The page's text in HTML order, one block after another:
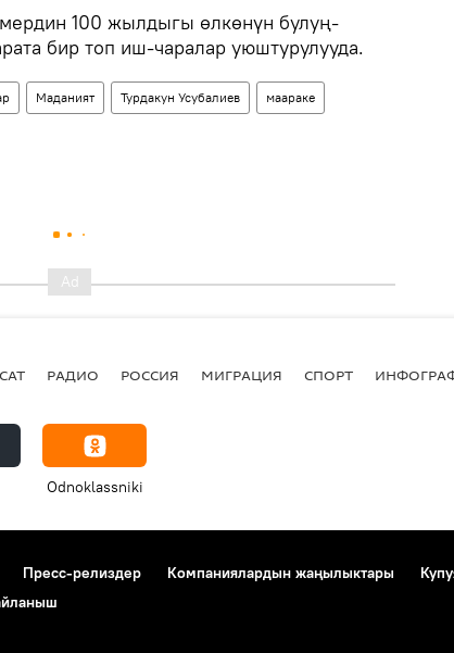
100 жылдыгы өлкөнүн булуң-
бир топ иш-чаралар уюштурулууда.
Маданият Турдакун Усубалиев маараке
РАДИО РОССИЯ МИГРАЦИЯ СПОРТ
Odnoklassniki
Пресс-релиздер Компаниялардын жаңылыктары